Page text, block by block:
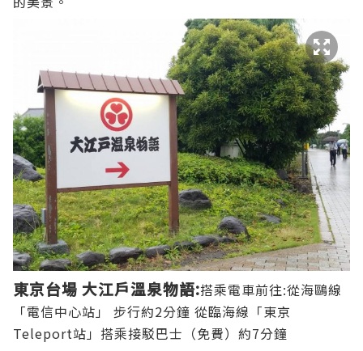
東京台場 大江戶溫泉物語:搭乘電車前往:從海鷗線
「電信中心站」 步行約2分鐘 從臨海線「東京
Teleport站」搭乘接駁巴士（免費）約7分鐘